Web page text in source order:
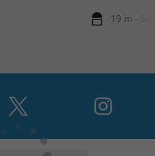
19 m -